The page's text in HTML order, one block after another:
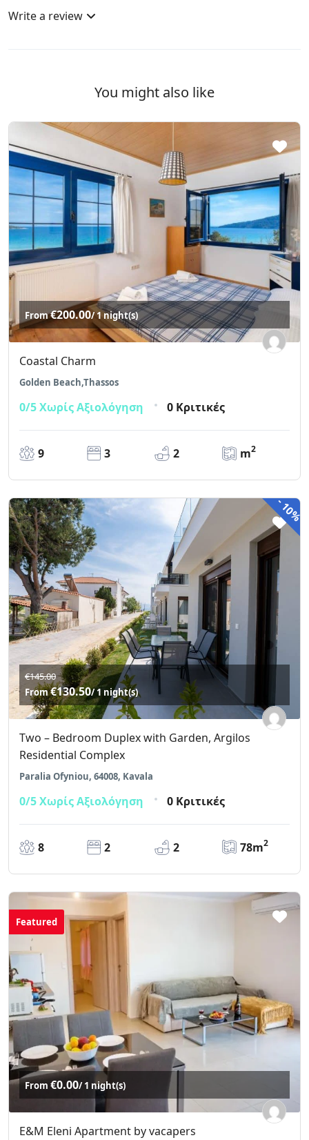
Write a review
You might also like
From€200.00/ 1 night(s)
Coastal Charm
Golden Beach,Thassos
0/5Χωρίς Αξιολόγηση 0 Κριτικές
9 3 2 m2
-
10%
€145.00
From€130.50/ 1 night(s)
Two – Bedroom Duplex with Garden, Argilos
Residential Complex
Paralia Ofyniou, 64008, Kavala
0/5Χωρίς Αξιολόγηση 0 Κριτικές
8 2 2 78m2
Featured
From €0.00/ 1 night(s)
E&M Eleni Apartment by vacapers